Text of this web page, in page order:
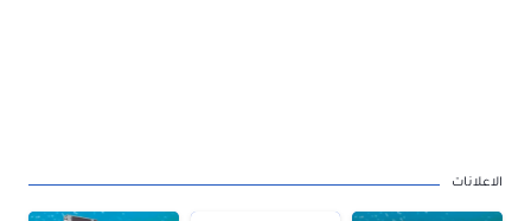
الاعلانات